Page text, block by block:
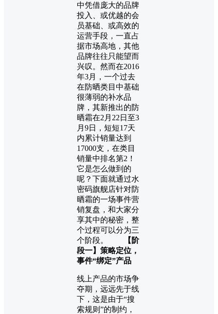
中凭借庞大的品牌
投入、或优越的会
员基础、或高效的
运营手段，一直占
据市场高地，其他
品牌往往只能望而
兴叹。然而在2016
年3月，一个过去
在防晒类目中基础
很薄弱的补水品
牌，其新推出的防
晒霜在2月22日至3
月9日，短短17天
内累计销量达到
17000支，在类目
销量中排名第2！
它是怎么做到的
呢？下面就通过水
密码旗舰店针对防
晒霜的一场事件营
销复盘，和大家分
享其中的秘密，整
个过程可以分为三
个阶段。
【阶
段一】策略定位，
事件“绑定”产品
线上产品的市场争
夺期，远远先于线
下，这是由于“搜
索规则”的制约，